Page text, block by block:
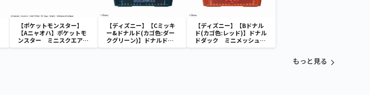
【ポケットモンスター】
【Aニャオハ】ポケットモ
ンスター ミニスクエアポ
ーチ
【ディズニー】【Cミッキ
ー&ドナルド(カゴ色:ダー
クグリーン)】ドナルドダ
ック ミニメッシュカゴ
【ディズニー】【Bドナル
ド(カゴ色:レッド)】ドナル
ドダック ミニメッシュカ
ゴ
もっと見る